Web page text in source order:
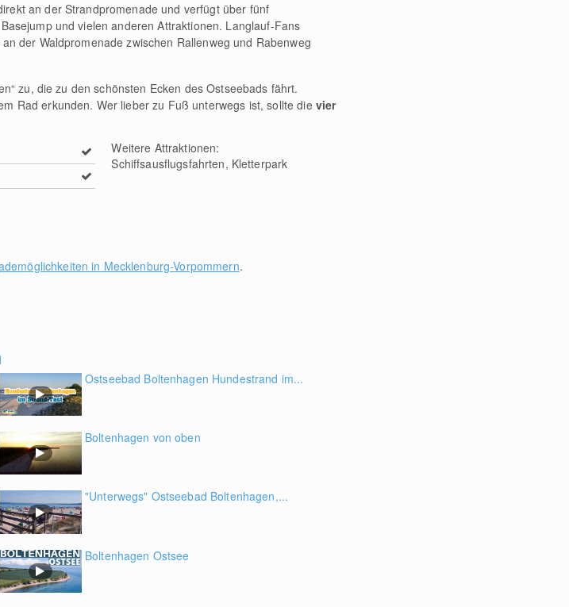
an der Strandpromenade und verfügt über fünf
und vielen anderen Attraktionen. Langlauf-Fans
an der Waldpromenade zwischen Rallenweg und Rabenweg
zu, die zu den schönsten Ecken des Ostseebads fährt.
Rad erkunden. Wer lieber zu Fuß unterwegs ist, sollte dievier
Weitere Attraktionen:
Schiffsausflugsfahrten, Kletterpark
in Mecklenburg-Vorpommern.
Ostseebad Boltenhagen Hundestrand im...
Boltenhagen von oben
"Unterwegs" Ostseebad Boltenhagen,...
Boltenhagen Ostsee